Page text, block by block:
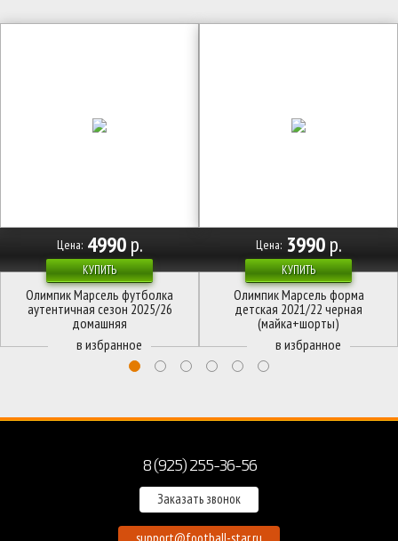
КУПИТЬ
Цена: 4990р.
Олимпик Марсель футболка
аутентичная сезон 2025/26
домашняя
КУПИТЬ
Цена: 3990р.
Олимпик Марсель форма
детская 2021/22 черная
(майка+шорты)
8 (925) 255-36-56
Заказать звонок